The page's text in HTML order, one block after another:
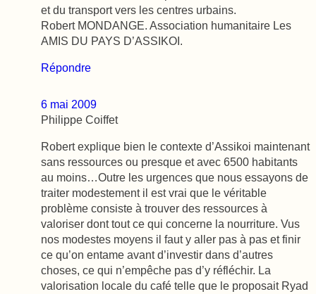
et du transport vers les centres urbains.
Robert MONDANGE. Association humanitaire Les
AMIS DU PAYS D’ASSIKOI.
Répondre
6 mai 2009
Philippe Coiffet
Robert explique bien le contexte d’Assikoi maintenant
sans ressources ou presque et avec 6500 habitants
au moins…Outre les urgences que nous essayons de
traiter modestement il est vrai que le véritable
problème consiste à trouver des ressources à
valoriser dont tout ce qui concerne la nourriture. Vus
nos modestes moyens il faut y aller pas à pas et finir
ce qu’on entame avant d’investir dans d’autres
choses, ce qui n’empêche pas d’y réfléchir. La
valorisation locale du café telle que le proposait Ryad